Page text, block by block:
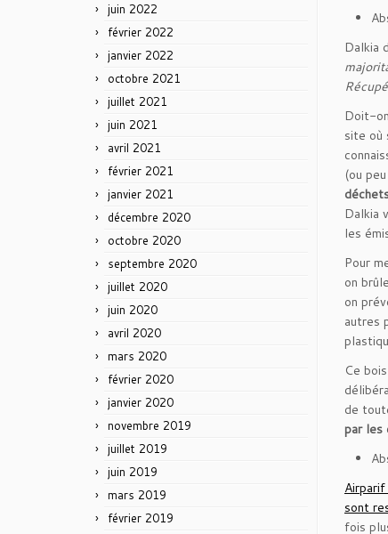
juin 2022
février 2022
janvier 2022
octobre 2021
juillet 2021
juin 2021
avril 2021
février 2021
janvier 2021
décembre 2020
octobre 2020
septembre 2020
juillet 2020
juin 2020
avril 2020
mars 2020
février 2020
janvier 2020
novembre 2019
juillet 2019
juin 2019
mars 2019
février 2019
Dalkia
Doit-
site où
(ou
Dalkia
les
Pour
on
on
autres
Ce
de
par les
Airparif
sont
fois